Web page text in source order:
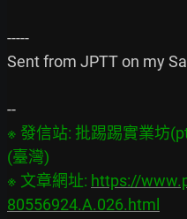
-----
Sent from JPTT on my
※ 發信站: 批踢踢實業坊
(臺灣)
※ 文章網址: https://
80556924.A.026.html